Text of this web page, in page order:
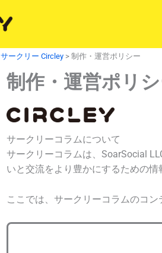
サークリー Circley > 制作・運営ポリシー
制作・運営ポリ
サークリーコラムについて
サークリーコラムは、SoarSocial
いと交流をより豊かにするための情
ここでは、サークリーコラムのコ